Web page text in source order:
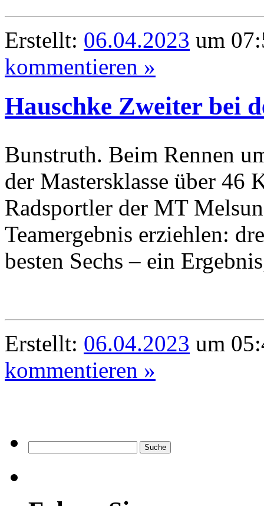
Erstellt: 06.04.2023 um
kommentieren »
Hauschke Zweiter bei
Bunstruth. Beim Rennen
der Mastersklasse über 46
Radsportler der MT
Teamergebnis erziehlen:
besten Sechs – ein
Erstellt: 06.04.2023 um
kommentieren »